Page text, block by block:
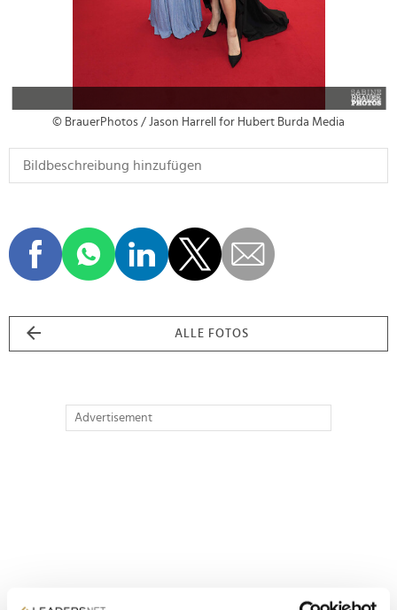
© BrauerPhotos / Jason Harrell for Hubert Burda Media
ALLE FOTOS
Advertisement